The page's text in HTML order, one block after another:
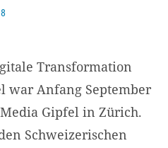
Transformation
war Anfang September
Gipfel in Zürich.
Schweizerischen